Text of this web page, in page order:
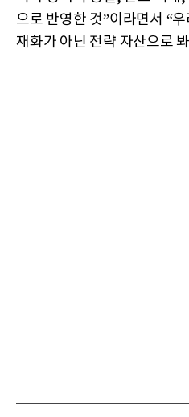
으로 반영한 것”이라면서 “
재화가 아닌 전략 자산으로